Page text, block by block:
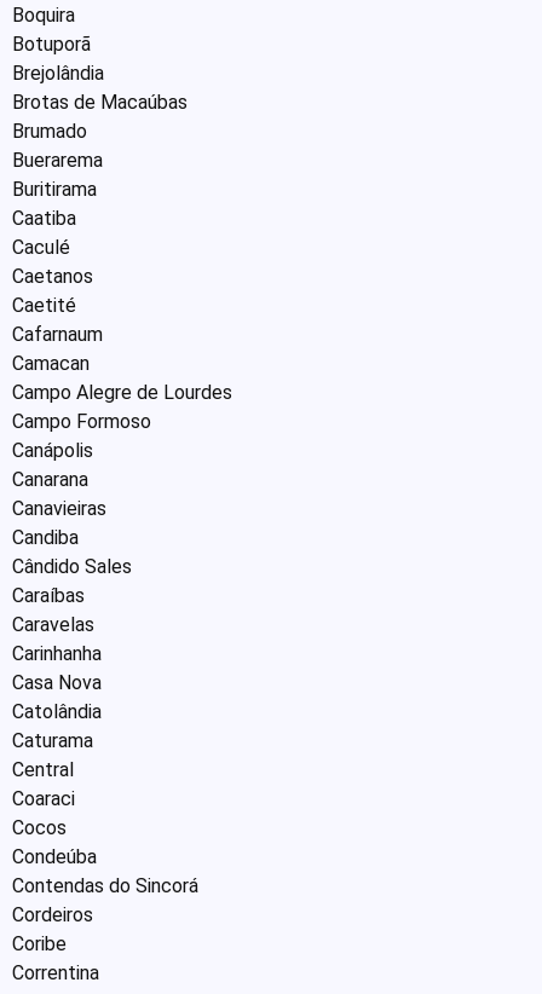
Boquira
Botuporã
Brejolândia
Brotas de Macaúbas
Brumado
Buerarema
Buritirama
Caatiba
Caculé
Caetanos
Caetité
Cafarnaum
Camacan
Campo Alegre de Lourdes
Campo Formoso
Canápolis
Canarana
Canavieiras
Candiba
Cândido Sales
Caraíbas
Caravelas
Carinhanha
Casa Nova
Catolândia
Caturama
Central
Coaraci
Cocos
Condeúba
Contendas do Sincorá
Cordeiros
Coribe
Correntina